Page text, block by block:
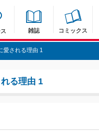
雑誌 コミックス
愛される理由 1
る理由 1